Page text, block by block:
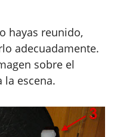
hayas reunido,
adecuadamente.
sobre el
la escena.